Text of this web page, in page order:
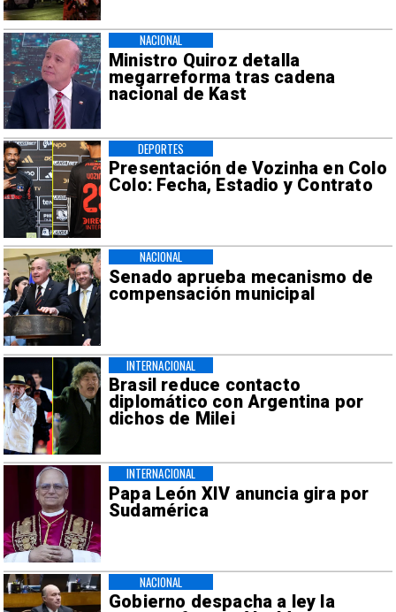
Ministro Quiroz detalla
megarreforma tras cadena
nacional de Kast
NACIONAL
Presentación de Vozinha en Colo
Colo: Fecha, Estadio y Contrato
DEPORTES
Senado aprueba mecanismo de
compensación municipal
NACIONAL
Brasil reduce contacto
diplomático con Argentina por
dichos de Milei
INTERNACIONAL
Papa León XIV anuncia gira por
Sudamérica
INTERNACIONAL
Gobierno despacha a ley la
NACIONAL